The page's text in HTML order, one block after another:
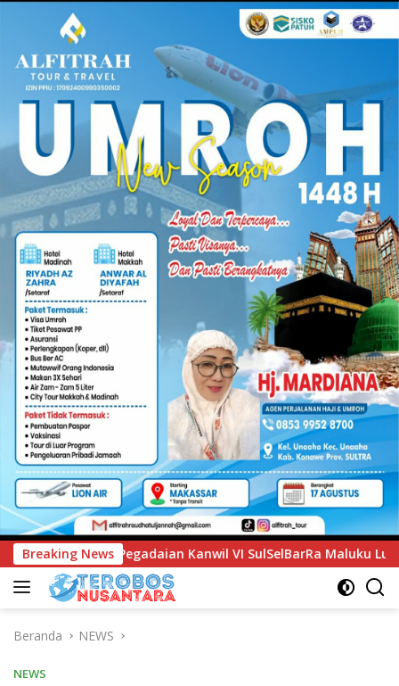
Breaking News
VI SulSelBarRa Maluku Luncurkan Program PANDE EMAS
Beranda NEWS
NEWS